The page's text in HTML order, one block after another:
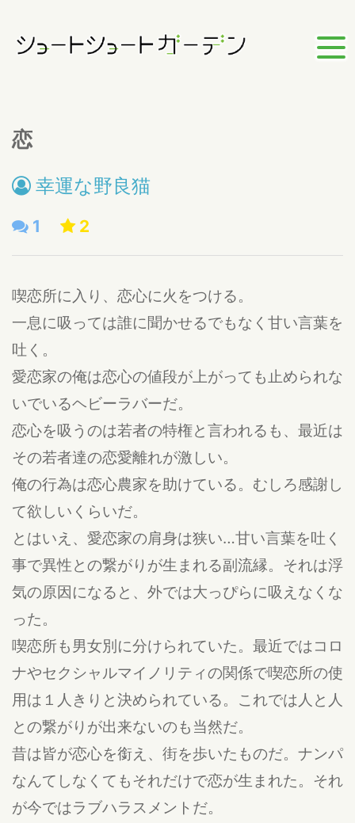
恋
幸運な野良猫
1 2
喫恋所に入り、恋心に火をつける。
一息に吸っては誰に聞かせるでもなく甘い言葉を
吐く。
愛恋家の俺は恋心の値段が上がっても止められな
いでいるヘビーラバーだ。
恋心を吸うのは若者の特権と言われるも、最近は
その若者達の恋愛離れが激しい。
俺の行為は恋心農家を助けている。むしろ感謝し
て欲しいくらいだ。
とはいえ、愛恋家の肩身は狭い…甘い言葉を吐く
事で異性との繋がりが生まれる副流縁。それは浮
気の原因になると、外では大っぴらに吸えなくな
った。
喫恋所も男女別に分けられていた。最近ではコロ
ナやセクシャルマイノリティの関係で喫恋所の使
用は１人きりと決められている。これでは人と人
との繋がりが出来ないのも当然だ。
昔は皆が恋心を銜え、街を歩いたものだ。ナンパ
なんてしなくてもそれだけで恋が生まれた。それ
が今ではラブハラスメントだ。